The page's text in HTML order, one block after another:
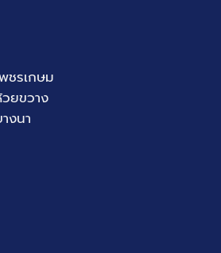
ชรเกษม
วยขวาง
งนา